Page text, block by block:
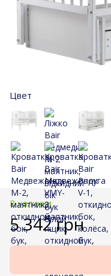
Цвет
В наличии
5 342 грн